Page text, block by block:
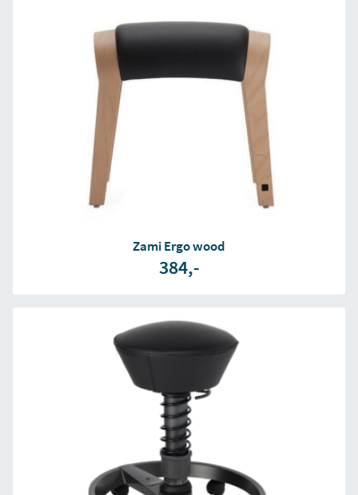
Zami Ergo wood
384,-